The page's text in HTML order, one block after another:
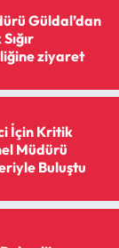
Güldal’dan
ziyaret
İçin Kritik
Müdürü
Buluştu